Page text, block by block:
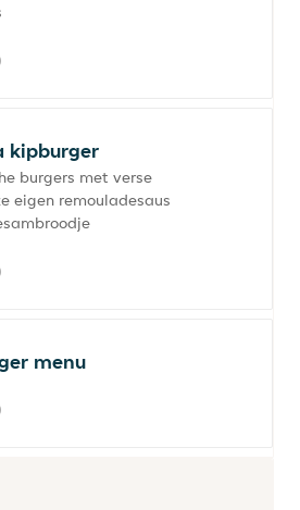
kipburger
burgers met verse
eigen remouladesaus
menu